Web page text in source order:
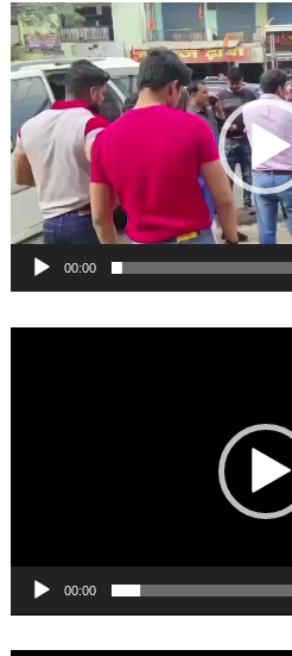
Video
Player
00:00
00:00